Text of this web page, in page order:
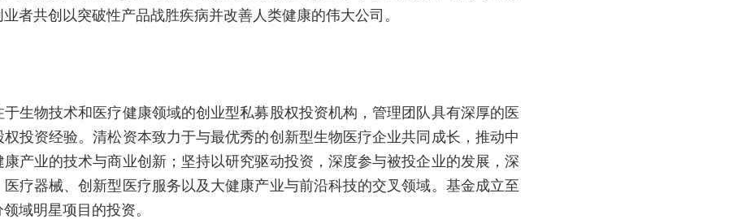
者共创以突破性产品战胜疾病并改善人类健康的伟大公司。
生物技术和医疗健康领域的创业型私募股权投资机构，管理团队具有深厚的医
投资经验。清松资本致力于与最优秀的创新型生物医疗企业共同成长，推动中
产业的技术与商业创新；坚持以研究驱动投资，深度参与被投企业的发展，深
疗器械、创新型医疗服务以及大健康产业与前沿科技的交叉领域。基金成立至
域明星项目的投资。